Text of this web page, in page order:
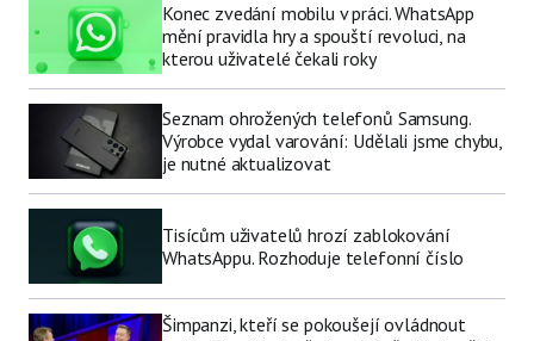
Konec zvedání mobilu v práci. WhatsApp
mění pravidla hry a spouští revoluci, na
kterou uživatelé čekali roky
Seznam ohrožených telefonů Samsung.
Výrobce vydal varování: Udělali jsme chybu,
je nutné aktualizovat
Tisícům uživatelů hrozí zablokování
WhatsAppu. Rozhoduje telefonní číslo
Šimpanzi, kteří se pokoušejí ovládnout